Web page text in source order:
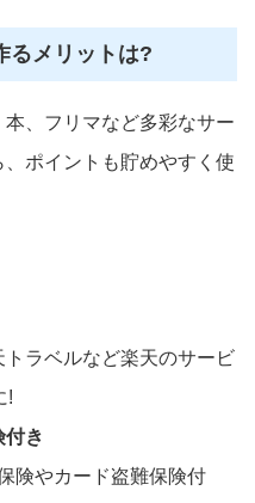
るメリットは?
、フリマなど多彩なサー
ポイントも貯めやすく使
ラベルなど楽天のサービ
!
付き
険やカード盗難保険付